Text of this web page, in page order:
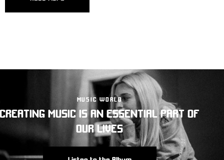
MUSIC WORLD
CREATING MUSIC IS AN ESSENTIAL PART OF
OUR LIVES